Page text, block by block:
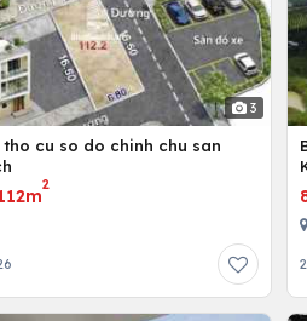
3
cu so do chinh chu san
2